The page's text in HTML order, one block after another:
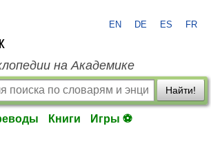
EN DE ES FR
на Академике
Найти!
Книги Игры ⚽